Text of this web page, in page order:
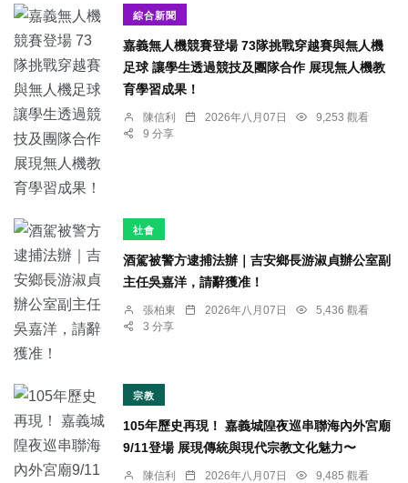
綜合新聞
嘉義無人機競賽登場 73隊挑戰穿越賽與無人機
足球 讓學生透過競技及團隊合作 展現無人機教
育學習成果！
陳信利 2026年八月07日
9,253 觀看
9 分享
社會
酒駕被警方逮捕法辦｜吉安鄉長游淑貞辦公室副
主任吳嘉洋，請辭獲准！
張柏東 2026年八月07日
5,436 觀看
3 分享
宗教
105年歷史再現！ 嘉義城隍夜巡串聯海內外宮廟
9/11登場 展現傳統與現代宗教文化魅力〜
陳信利 2026年八月07日
9,485 觀看